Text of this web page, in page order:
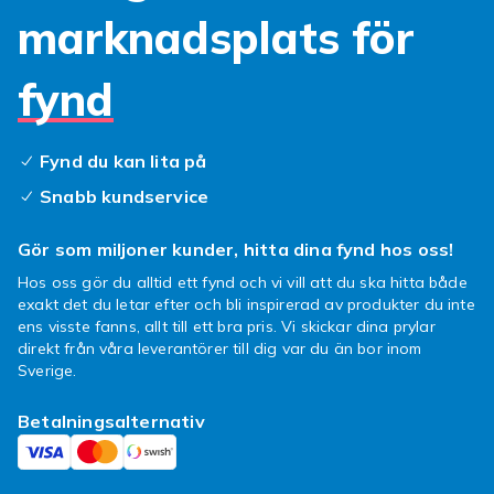
ditt vardagsrum eller sovrum ska kännas
bekvämt och inbjudande.
Fåtöljer
sätter dig ner och slappar, är en
ge dig möjligheten att lägga dig ner och sova
frestelse om du endast tänkt dig ha en
dedikerad lässtol. Det kommer tillbaka igen till
hur du vill använda din fåtölj. Det är också
återigen frågan om fåtöljen matchar din soffa,
ditt soffbord, rummet och resten av dina
Vi har möbler på Fyndiq oavsett vad din
budget, din smak och ditt hem kräver. Vi är
marknadsplats för
fynd
Fynd du kan lita på
Snabb kundservice
Gör som miljoner kunder, hitta dina fynd hos oss!
Hos oss gör du alltid ett fynd och vi vill att du ska hitta både
exakt det du letar efter och bli inspirerad av produkter du inte
ens visste fanns, allt till ett bra pris. Vi skickar dina prylar
direkt från våra leverantörer till dig var du än bor inom
Sverige.
Betalningsalternativ